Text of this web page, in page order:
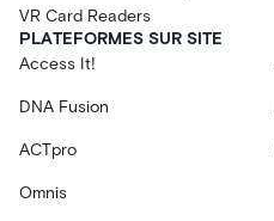
VR Card Readers
PLATEFORMES SUR SITE
Access It!
DNA Fusion
ACTpro
Omnis